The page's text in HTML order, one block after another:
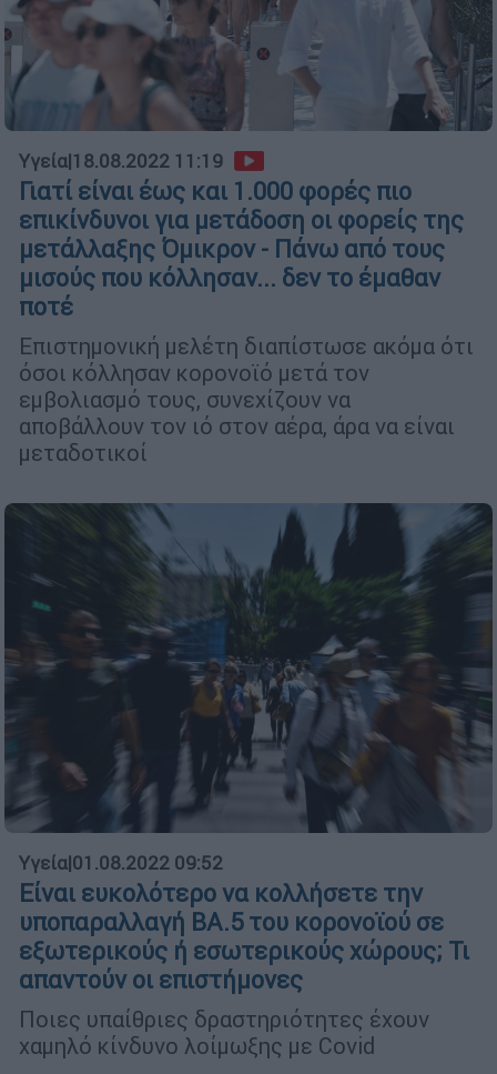
Υγεία|18.08.2022 11:19
Γιατί είναι έως και 1.000 φορές πιο
επικίνδυνοι για μετάδοση οι φορείς της
μετάλλαξης Όμικρον - Πάνω από τους
μισούς που κόλλησαν... δεν το έμαθαν
ποτέ
Επιστημονική μελέτη διαπίστωσε ακόμα ότι
όσοι κόλλησαν κορονοϊό μετά τον
εμβολιασμό τους, συνεχίζουν να
αποβάλλουν τον ιό στον αέρα, άρα να είναι
μεταδοτικοί
Υγεία|01.08.2022 09:52
Είναι ευκολότερο να κολλήσετε την
υποπαραλλαγή BA.5 του κορονοϊού σε
εξωτερικούς ή εσωτερικούς χώρους; Τι
απαντούν οι επιστήμονες
Ποιες υπαίθριες δραστηριότητες έχουν
χαμηλό κίνδυνο λοίμωξης με Covid